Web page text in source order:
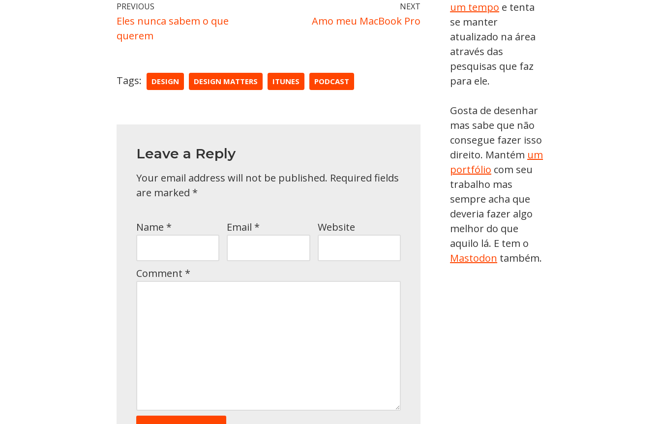
PREVIOUS
Eles nunca sabem o que
querem
NEXT
Amo meu MacBook Pro
Tags: DESIGN DESIGN MATTERS ITUNES PODCAST
Leave a Reply
Your email address will not be published. Required fields
are marked *
Name * Email * Website
Comment *
um tempo e tenta
se manter
atualizado na área
através das
pesquisas que faz
para ele.
Gosta de desenhar
mas sabe que não
consegue fazer isso
direito. Mantém um
portfólio com seu
trabalho mas
sempre acha que
deveria fazer algo
melhor do que
aquilo lá. E tem o
Mastodon também.